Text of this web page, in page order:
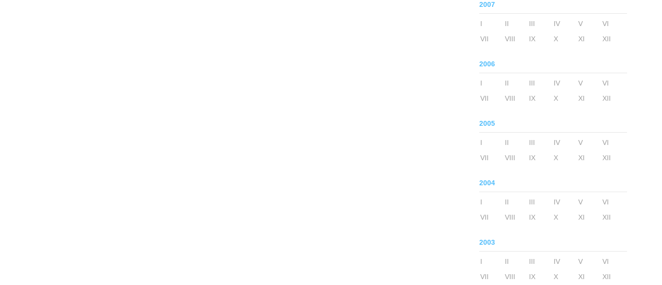
2007
I II III IV V
VI
VII
VIII IX X XI XII
2006
I II III IV V
VI
VII
VIII IX X XI XII
2005
I II III IV V
VI
VII
VIII IX X XI XII
2004
I II III IV V
VI
VII
VIII IX X XI XII
2003
I II III IV V
VI
VII
VIII IX X XI XII